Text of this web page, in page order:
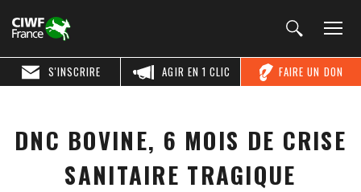
FAIRE UN DON
AGIR EN 1 CLIC
S'INSCRIRE
DNC BOVINE, 6 MOIS DE CRISE
SANITAIRE TRAGIQUE